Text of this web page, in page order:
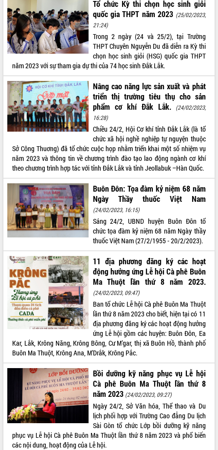
THỐNG KÊ TRUY CẬP
Hôm nay: 36369
Tất cả: 66012511
Tổ chức Kỳ thi chọn học sinh giỏi
quốc gia THPT năm 2023 (25/02/2023,
21:24)
Trong 2 ngày (24 và 25/2), tại Trường
THPT Chuyên Nguyễn Du đã diễn ra Kỳ thi
chọn học sinh giỏi (HSG) quốc gia THPT
năm 2023 với sự tham gia dự thi của 74 học sinh Đắk Lắk.
Nâng cao năng lực sản xuất và phát
triển thị trường tiêu thụ cho sản
phẩm cơ khí Đắk Lắk.
(24/02/2023,
16:28)
Chiều 24/2, Hội Cơ khí tỉnh Đắk Lắk (là tổ
chức xã hội nghề nghiệp tự nguyện thuộc
Sở Công Thuơng) đã tổ chức cuộc họp nhằm triển khai một số nhiệm vụ
năm 2023 và thông tin về chương trình đào tạo lao động ngành cơ khí
theo chương trình hợp tác với tỉnh Đắk Lắk và tỉnh Jeollabuk –Hàn Quốc.
Buôn Đôn: Tọa đàm kỷ niệm 68 năm
Ngày Thầy thuốc Việt Nam
(24/02/2023, 16:15)
Sáng 24/2, UBND huyện Buôn Đôn tổ
chức tọa đàm kỷ niệm 68 năm Ngày thầy
thuốc Việt Nam (27/2/1955 - 20/2/2023).
11 địa phương đăng ký các hoạt
động hưởng ứng Lễ hội Cà phê Buôn
Ma Thuột lần thứ 8 năm 2023.
(24/02/2023, 09:47)
Ban tổ chức Lễ hội Cà phê Buôn Ma Thuột
lần thứ 8 năm 2023 cho biết, hiện tại có 11
địa phương đăng ký các hoạt động hưởng
ứng Lễ hội gồm các huyện: Buôn Đôn, Ea
Kar, Lắk, Krông Năng, Krông Bông, Cư M’gar, thị xã Buôn Hồ, thành phố
Buôn Ma Thuột, Krông Ana, M’Drắk, Krông Pắc.
Bồi dưỡng kỹ năng phục vụ Lễ hội
Cà phê Buôn Ma Thuột lần thứ 8
năm 2023 (24/02/2023, 09:27)
Ngày 24/2, Sở Văn hóa, Thể thao và Du
lịch phối hợp với Trường Cao đẳng Du lịch
Sài Gòn tổ chức Lớp bồi dưỡng kỹ năng
phục vụ Lễ hội Cà phê Buôn Ma Thuột lần thứ 8 năm 2023 và phổ biến
các nội dung, hoạt động của Lễ hội.